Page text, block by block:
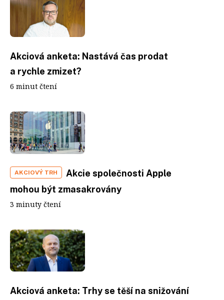
Akciová anketa: Nastává čas prodat
a rychle zmizet?
6 minut čtení
AKCIOVÝ TRH
Akcie společnosti Apple
mohou být zmasakrovány
3 minuty čtení
Akciová anketa: Trhy se těší na snižování